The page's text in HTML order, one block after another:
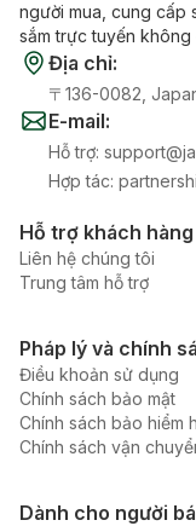
người mua, cung cấp
sắm trực tuyến không
Địa chỉ:
〒136-0082,
E-mail:
Hỗ trợ:
Hợp tác:
Hỗ trợ khách hàng
Liên hệ chúng tôi
Trung tâm hỗ trợ
Pháp lý và chính
Điều khoản sử dụng
Chính sách bảo mật
Chính sách bảo hiểm
Chính sách vận
Dành cho người